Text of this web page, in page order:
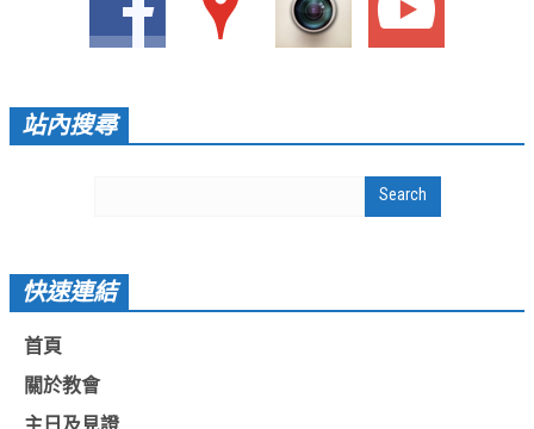
大甲靈糧堂 FB粉絲專頁
每日研經釋義
信望愛全球資訊網
蒲公英希望基金會
站內搜尋
快速連結
首頁
關於教會
主日及見證